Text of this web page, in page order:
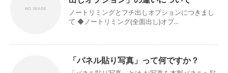
ノートリミングとフチ出しオプションにつきまし
て ◆ノートリミング(全面出し)オプ...
「パネル貼り写真」って何ですか？